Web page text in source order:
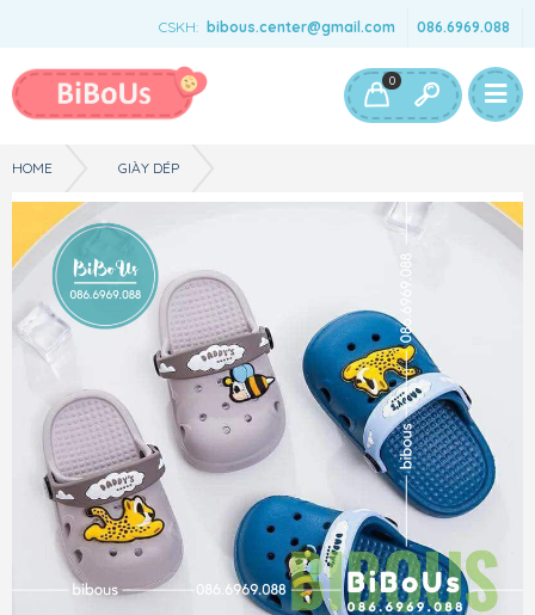
CSKH: bibous.center@gmail.com 086.6969.088
Bé Gái Bé Trai Đồ Chơi & Phụ Kiện 0
HOME GIÀY DÉP
ĐỒ DÙNG CHO BÉ - DÉP - CROCS - XÁM- SIZE 12